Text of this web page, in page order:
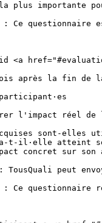
plus importante
Ce questionnaire
<a
après la fin de
l'impact réel
sont-elles
t-il·elle atteint
concret sur
peut
Ce questionnaire